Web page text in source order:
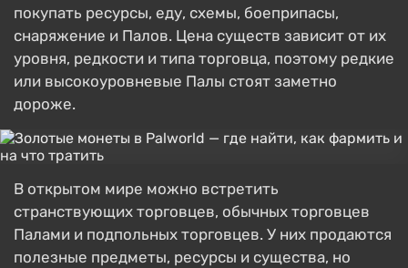
покупать ресурсы, еду, схемы, боеприпасы,
снаряжение и Палов. Цена существ зависит от их
уровня, редкости и типа торговца, поэтому редкие
или высокоуровневые Палы стоят заметно
дороже.
В открытом мире можно встретить
странствующих торговцев, обычных торговцев
Палами и подпольных торговцев. У них продаются
полезные предметы, ресурсы и существа, но